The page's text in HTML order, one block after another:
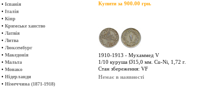
• Іспанія
• Італія
• Кіпр
• Кримське ханство
• Латвія
• Литва
• Люксембург
• Македонія
• Мальта
• Монако
• Нідерланди
• Німеччина (1871-1918)
Купити за 900.00 грн.
1910-1913 - Мухаммед V
1/10 куруша Ø15,0 мм. Cu-Ni, 1,72 г.
Стан збереження: VF
Немає в наявності